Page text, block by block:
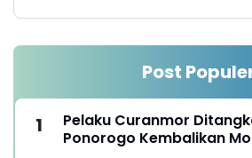
Post
Pelaku Curanmor
Ponorogo Kembalikan